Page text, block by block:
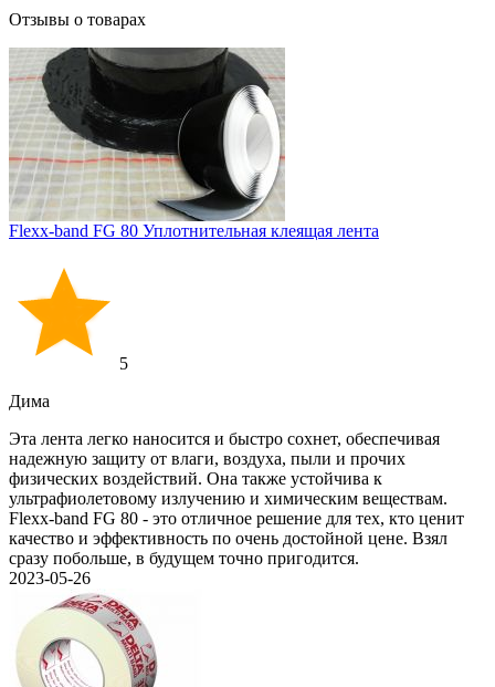
Отзывы о товарах
Flexx-band FG 80 Уплотнительная клеящая лента
5
Дима
Эта лента легко наносится и быстро сохнет, обеспечивая
надежную защиту от влаги, воздуха, пыли и прочих
физических воздействий. Она также устойчива к
ультрафиолетовому излучению и химическим веществам.
Flexx-band FG 80 - это отличное решение для тех, кто ценит
качество и эффективность по очень достойной цене. Взял
сразу побольше, в будущем точно пригодится.
2023-05-26